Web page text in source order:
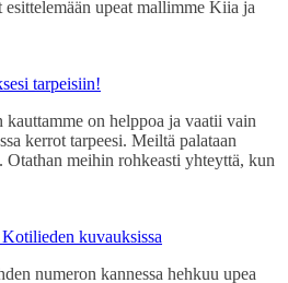
upeat mallimme Kiia ja
tarpeisiin!
on helppoa ja vaatii vain
kerrot tarpeesi. Meiltä palataan
Otathan meihin rohkeasti yhteyttä, kun
kuvauksissa
numeron kannessa hehkuu upea